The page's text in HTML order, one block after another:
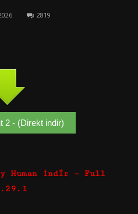
2819
2 - (Direkt indir)
Human İndir – Full